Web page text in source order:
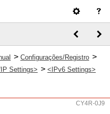
> Configurações/Registro >
Settings> > <IPv6 Settings>
CY4R-0J9